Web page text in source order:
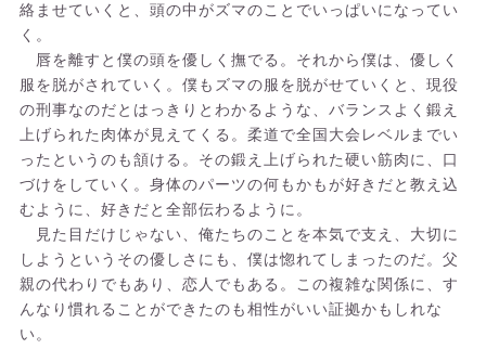
絡ませていくと、頭の中がズマのことでいっぱいになってい
く。
唇を離すと僕の頭を優しく撫でる。それから僕は、優しく
服を脱がされていく。僕もズマの服を脱がせていくと、現役
の刑事なのだとはっきりとわかるような、バランスよく鍛え
上げられた肉体が見えてくる。柔道で全国大会レベルまでい
ったというのも頷ける。その鍛え上げられた硬い筋肉に、口
づけをしていく。身体のパーツの何もかもが好きだと教え込
むように、好きだと全部伝わるように。
見た目だけじゃない、俺たちのことを本気で支え、大切に
しようというその優しさにも、僕は惚れてしまったのだ。父
親の代わりでもあり、恋人でもある。この複雑な関係に、す
んなり慣れることができたのも相性がいい証拠かもしれな
い。